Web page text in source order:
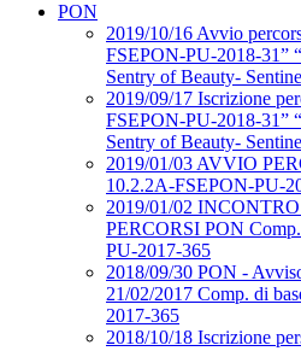
PON
2019/10/16 Avvio
FSEPON-PU-2018-31”
Sentry of Beauty-
2019/09/17 Iscrizione
FSEPON-PU-2018-31”
Sentry of Beauty-
2019/01/03 AVVIO
10.2.2A-FSEPON-PU-
2019/01/02
PERCORSI PON
PU-2017-365
2018/09/30 PON -
21/02/2017 Comp. di
2017-365
2018/10/18 Iscrizione